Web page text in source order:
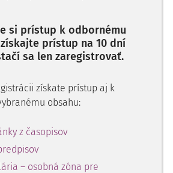
si prístup k odbornému
prístup na 10 dní
sa len zaregistrovať.
získate prístup aj k
obsahu:
z časopisov
– osobná zóna pre